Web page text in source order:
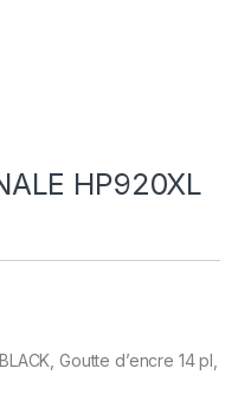
HP920XL
Goutte d’encre 14 pl,